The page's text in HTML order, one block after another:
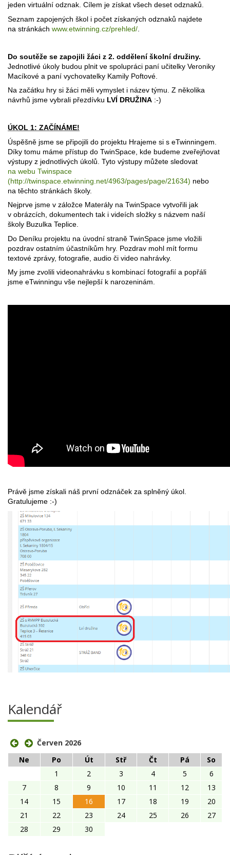
jeden virtuální odznak. Cílem je získat všech deset odznaků.
Seznam zapojených škol i počet získaných odznaků najdete
na stránkách www.etwinning.cz/prehled/
Do soutěže se zapojili žáci z 2. oddělení školní družiny.
Jednotlivé úkoly budou plnit ve spolupráci paní učitelky Veroniky
Macíkové a paní vychovatelky Kamily Poftové.
Na začátku hry si žáci měli vymyslet i název týmu. Z několika
návrhů jsme vybrali přezdívku LVÍ DRUŽINA :-)
ÚKOL 1: ZAČÍNÁME!
Úspěšně jsme se připojili do projektu Hrajeme si s eTwinningem.
Díky tomu máme přístup do TwinSpace, kde budeme zveřejňovat
výstupy z jednotlivých úkolů. Tyto výstupy můžete sledovat
na webu Twinspace
(http://twinspace.etwinning.net/4963/pages/page/21634) nebo
na těchto stránkách školy.
Nejprve jsme v záložce Materály na TwinSpace vytvořili jak
v obrázcích, dokumentech tak i videích složky s názvem naší
školy Buzulka Teplice.
Do Deníku projektu na úvodní straně TwinSpace jsme vložili
pozdrav ostatním účastníkům hry. Pozdrav mohl mít formu
textové zprávy, fotografie, audio či video nahrávky.
My jsme zvolili videonahrávku s kombinací fotografií a popřáli
jsme eTwinningu vše nejlepší k narozeninám.
Právě jsme získali náš první odznáček za splněný úkol.
Gratulujeme :-)
Kalendář
Červen 2026
Ne
Po Út Stř Čt Pá
So
1
2 3 4 5
6
7
8 9 10 11 12
13
14
15 16 17 18 19
20
21
22 23 24 25 26
27
28
29 30